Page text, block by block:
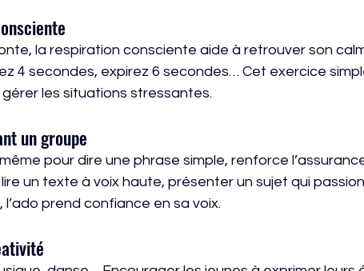
la respiration consciente aide à retrouver son
4 secondes, expirez 6 secondes… Cet exercice
les situations stressantes.
un groupe
pour dire une phrase simple, renforce
un texte à voix haute, présenter un sujet qui
prend confiance en sa voix.